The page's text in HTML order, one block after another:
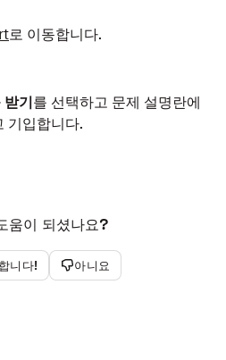
로 이동합니다.
받기를 선택하고 문제 설명란에
기입합니다.
움이 되셨나요?
니다! 아니요